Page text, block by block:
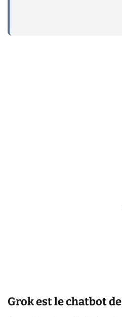
Grok est le chatbot